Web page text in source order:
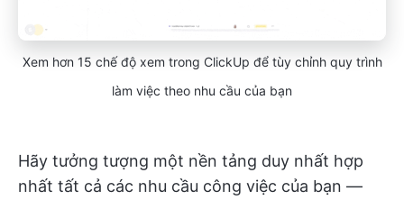
Xem hơn 15 chế độ xem trong ClickUp để tùy chỉnh quy trình
làm việc theo nhu cầu của bạn
Hãy tưởng tượng một nền tảng duy nhất hợp
nhất tất cả các nhu cầu công việc của bạn —